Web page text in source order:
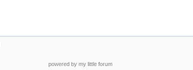
powered by my little forum